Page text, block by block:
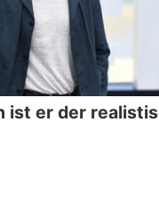
ist er der